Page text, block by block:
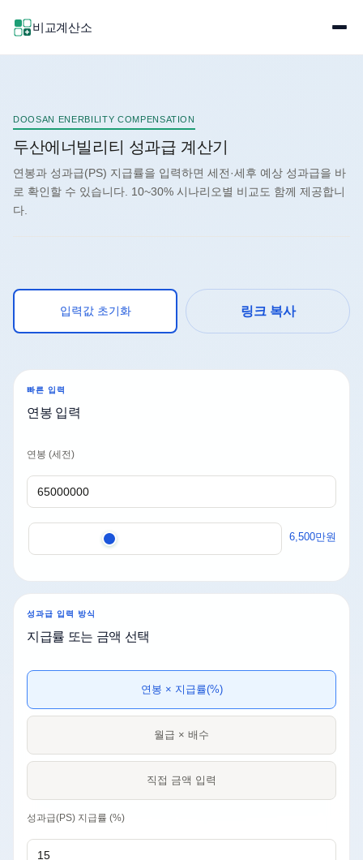
비교계산소
DOOSAN ENERBILITY COMPENSATION
두산에너빌리티 성과급 계산기
연봉과 성과급(PS) 지급률을 입력하면 세전·세후 예상 성과급을 바
로 확인할 수 있습니다. 10~30% 시나리오별 비교도 함께 제공합니
다.
입력값 초기화 링크 복사
빠른 입력
연봉 입력
연봉 (세전)
6,500만원
성과급 입력 방식
지급률 또는 금액 선택
연봉 × 지급률(%)
월급 × 배수
직접 금액 입력
성과급(PS) 지급률 (%)